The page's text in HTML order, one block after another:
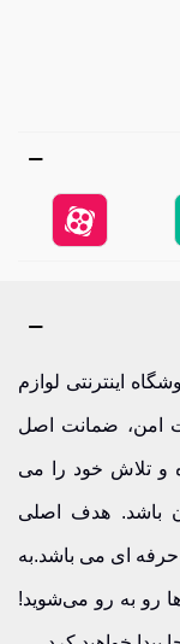
اینترنتی لوازم
امن، ضمانت اصل
و تلاش خود را می
باشد. هدف اصلی
حرفه ای می باشد.به
رو به رو می‌شوید!